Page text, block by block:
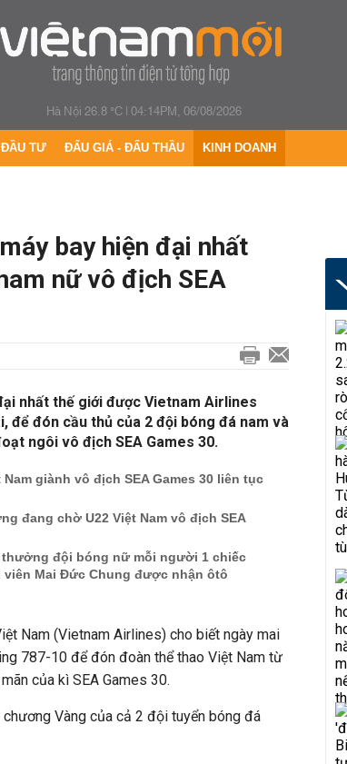
Hà Nội 26.8 °C|04:14PM, 06/08/2026
ĐẦU TƯ ĐẤU GIÁ - ĐẤU THẦU KINH DOANH
bay hiện đại nhất
nữ vô địch SEA
nhất thế giới được Vietnam Airlines
để đón cầu thủ của 2 đội bóng đá nam và
ngôi vô địch SEA Games 30.
giành vô địch SEA Games 30 liên tục
đang chờ U22 Việt Nam vô địch SEA
thưởng đội bóng nữ mỗi người 1 chiếc
viên Mai Đức Chung được nhận ôtô
Nam (Vietnam Airlines) cho biết ngày mai
787-10 để đón đoàn thể thao Việt Nam từ
của kì SEA Games 30.
Vàng của cả 2 đội tuyển bóng đá